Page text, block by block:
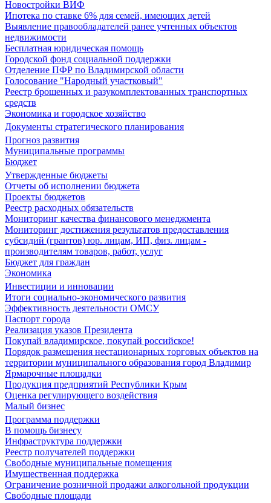
Новостройки ВИФ
Ипотека по ставке 6% для семей, имеющих детей
Выявление правообладателей ранее учтенных объектов
недвижимости
Бесплатная юридическая помощь
Городской фонд социальной поддержки
Отделение ПФР по Владимирской области
Голосование "Народный участковый"
Реестр брошенных и разукомплектованных транспортных
средств
Экономика и городское хозяйство
Документы стратегического планирования
Прогноз развития
Муниципальные программы
Бюджет
Утвержденные бюджеты
Отчеты об исполнении бюджета
Проекты бюджетов
Реестр расходных обязательств
Мониторинг качества финансового менеджмента
Мониторинг достижения результатов предоставления
субсидий (грантов) юр. лицам, ИП, физ. лицам -
производителям товаров, работ, услуг
Бюджет для граждан
Экономика
Инвестиции и инновации
Итоги социально-экономического развития
Эффективность деятельности ОМСУ
Паспорт города
Реализация указов Президента
Покупай владимирское, покупай российское!
Порядок размещения нестационарных торговых объектов на
территории муниципального образования город Владимир
Ярмарочные площадки
Продукция предприятий Республики Крым
Оценка регулирующего воздействия
Малый бизнес
Программа поддержки
В помощь бизнесу
Инфраструктура поддержки
Реестр получателей поддержки
Свободные муниципальные помещения
Имущественная поддержка
Ограничение розничной продажи алкогольной продукции
Свободные площади